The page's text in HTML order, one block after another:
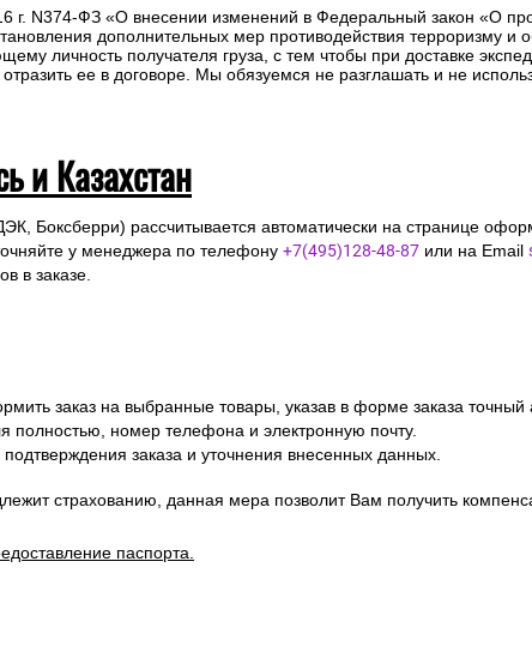
г. N374-ФЗ «О внесении изменений в Федеральный закон «О
дополнительных мер противодействия терроризму и
личность получателя груза, с тем чтобы при доставке
ее в договоре. Мы обязуемся не разглашать и не
и Казахстан
Боксберри) рассчитывается автоматически на странице
у менеджера по телефону +7(495)128-48-87 или на Email
в заказе.
заказ на выбранные товары, указав в форме заказа точный
номер телефона и электронную почту.
заказа и уточнения внесенных данных.
страхованию, данная мера позволит Вам получить
паспорта.